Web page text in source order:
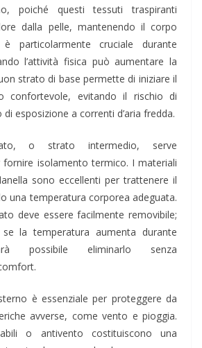
poiché questi tessuti traspiranti
dalla pelle, mantenendo il corpo
particolarmente cruciale durante
l’attività fisica può aumentare la
strato di base permette di iniziare il
confortevole, evitando il rischio di
esposizione a correnti d’aria fredda.
o strato intermedio, serve
fornire isolamento termico. I materiali
sono eccellenti per trattenere il
una temperatura corporea adeguata.
deve essere facilmente removibile;
la temperatura aumenta durante
possibile eliminarlo senza
è essenziale per proteggere da
avverse, come vento e pioggia.
o antivento costituiscono una